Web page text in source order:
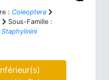
: Coleoptera
Sous-Famille :
Staphylinini